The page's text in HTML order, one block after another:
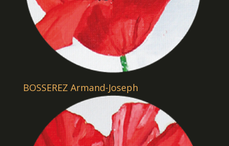
BOSSEREZ Armand-Joseph